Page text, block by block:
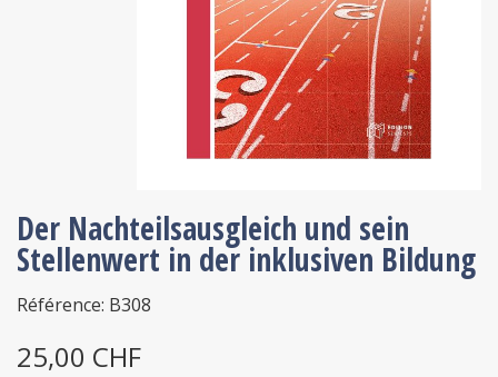
Der Nachteilsausgleich und sein
Stellenwert in der inklusiven Bildung
Référence: B308
25,00 CHF